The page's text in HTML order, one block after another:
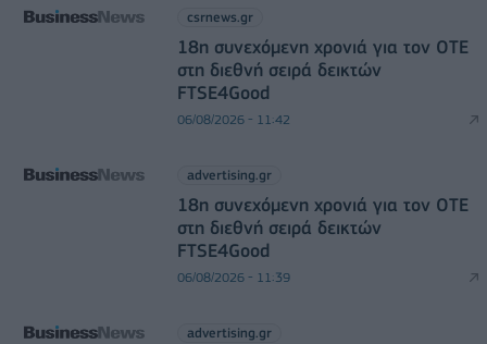
csrnews.gr
18η συνεχόμενη χρονιά για τον ΟΤΕ
στη διεθνή σειρά δεικτών
FTSE4Good
06/08/2026 - 11:42
advertising.gr
18η συνεχόμενη χρονιά για τον ΟΤΕ
στη διεθνή σειρά δεικτών
FTSE4Good
06/08/2026 - 11:39
advertising.gr